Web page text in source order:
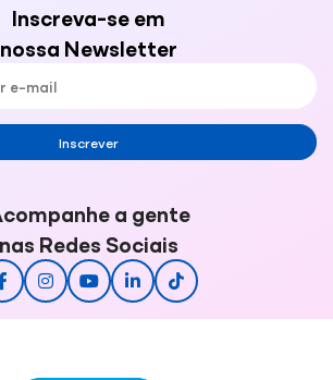
Inscreva-se em
nossa Newsletter
Inscrever
a gente
nas Redes Sociais